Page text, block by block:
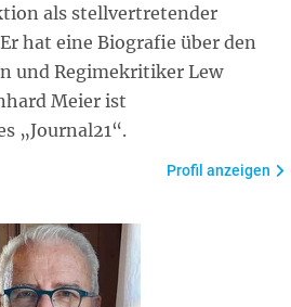
als stellvertretender
hat eine Biografie über den
und Regimekritiker Lew
Meier ist
„Journal21“.
Profil anzeigen